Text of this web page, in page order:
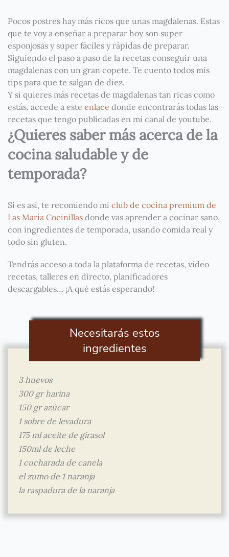
Pocos postres hay más ricos que unas magdalenas. Estas
que te voy a enseñar a preparar hoy son super
esponjosas y super fáciles y rápidas de preparar.
Siguiendo el paso a paso de la recetas conseguir una
magdalenas con un gran copete. Te cuento todos mis
tips para que te salgan de diez.
Y si quieres más recetas de magdalenas tan ricas como
estás, accede a este enlace donde encontrarás todas las
recetas que tengo publicadas en mi canal de youtube.
¿Quieres saber más acerca de la
cocina saludable y de
temporada?
Si es así, te recomiendo mi club de cocina premium de
Las Maria Cocinillas donde vas aprender a cocinar sano,
con ingredientes de temporada, usando comida real y
todo sin gluten.
Tendrás acceso a toda la plataforma de recetas, video
recetas, talleres en directo, planificadores
descargables… ¡A qué estás esperando!
Necesitarás estos
ingredientes
3 huevos
300 gr harina
150 gr azúcar
1 sobre de levadura
175 ml aceite de girasol
150ml de leche
1 cucharada de canela
el zumo de 1 naranja
la raspadura de la naranja